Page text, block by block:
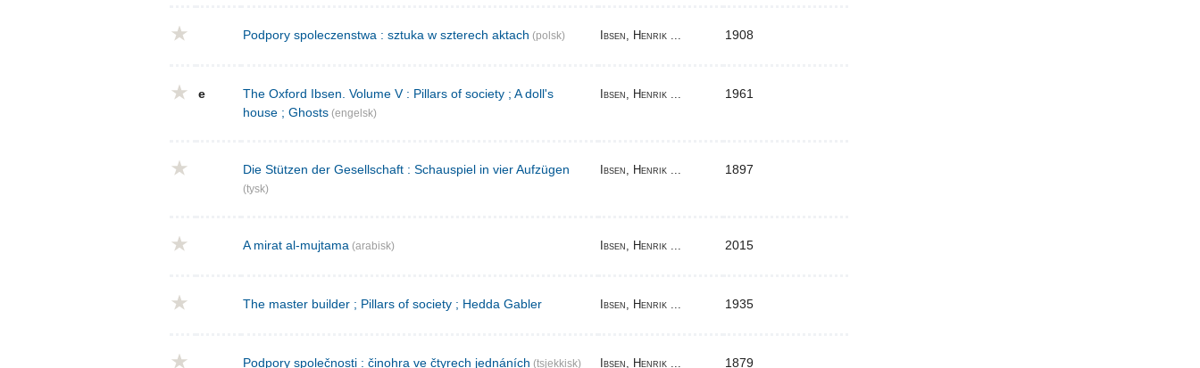
Podpory spoleczenstwa : sztuka w szterech aktach (polsk) Ibsen, Henrik ... 1908
e
The Oxford Ibsen. Volume V : Pillars of society ; A doll's
house ; Ghosts (engelsk)
Ibsen, Henrik ... 1961
Die Stützen der Gesellschaft : Schauspiel in vier Aufzügen
(tysk)
Ibsen, Henrik ... 1897
A mirat al-mujtama (arabisk) Ibsen, Henrik ... 2015
The master builder ; Pillars of society ; Hedda Gabler Ibsen, Henrik ... 1935
Podpory společnosti : činohra ve čtyrech jednáních (tsjekkisk) Ibsen, Henrik ... 1879